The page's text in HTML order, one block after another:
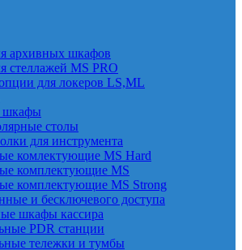
архивных шкафов
стеллажей MS PRO
для локеров LS,ML
шкафы
столы
для инструмента
комлектующие MS Hard
комплектующие MS
комплектующие MS Strong
и бесключевого доступа
шкафы кассира
PDR станции
тележки и тумбы